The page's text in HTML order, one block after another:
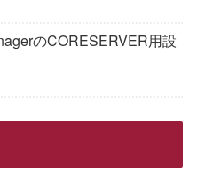
のCORESERVER用設